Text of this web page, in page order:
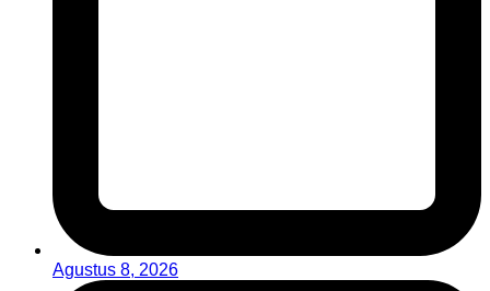
Agustus 8, 2026